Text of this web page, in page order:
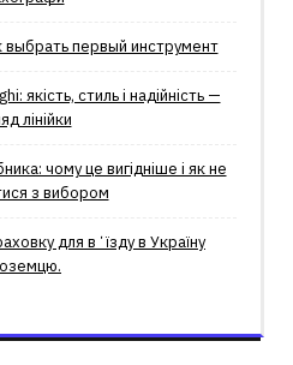
выбрать первый инструмент
якість, стиль і надійність —
лінійки
чому це вигідніше і як не
з вибором
для вʼїзду в Україну